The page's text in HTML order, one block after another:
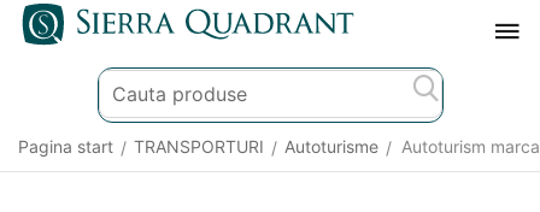
Pagina start / TRANSPORTURI / Autoturisme / Autoturism